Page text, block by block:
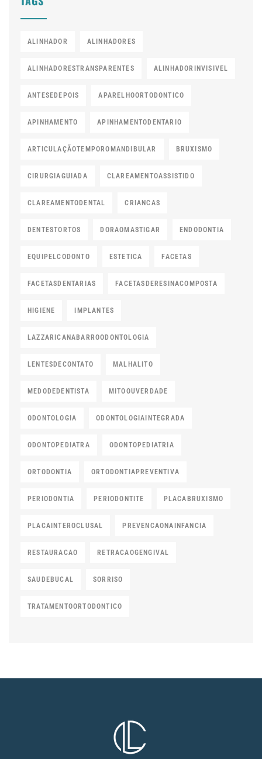
ALINHADOR ALINHADORES
ALINHADORESTRANSPARENTES ALINHADORINVISIVEL
ANTESEDEPOIS APARELHOORTODONTICO
APINHAMENTO APINHAMENTODENTARIO
ARTICULAÇÃOTEMPOROMANDIBULAR BRUXISMO
CIRURGIAGUIADA CLAREAMENTOASSISTIDO
CLAREAMENTODENTAL CRIANCAS
DENTESTORTOS DORAOMASTIGAR ENDODONTIA
EQUIPELCODONTO ESTETICA FACETAS
FACETASDENTARIAS FACETASDERESINACOMPOSTA
HIGIENE IMPLANTES
LAZZARICANABARROODONTOLOGIA
LENTESDECONTATO MALHALITO
MEDODEDENTISTA MITOOUVERDADE
ODONTOLOGIA ODONTOLOGIAINTEGRADA
ODONTOPEDIATRA ODONTOPEDIATRIA
ORTODONTIA ORTODONTIAPREVENTIVA
PERIODONTIA PERIODONTITE PLACABRUXISMO
PLACAINTEROCLUSAL PREVENCAONAINFANCIA
RESTAURACAO RETRACAOGENGIVAL
SAUDEBUCAL SORRISO
TRATAMENTOORTODONTICO